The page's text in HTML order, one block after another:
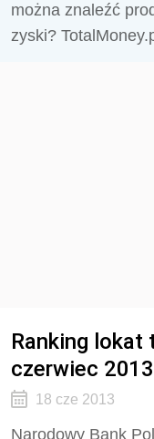
można znaleźć
zyski?
Ranking lokat
czerwiec 2013
18 cze 2013
Narodowy Bank